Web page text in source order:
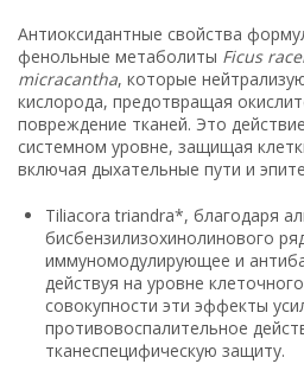
Антиоксидантные свойства
фенольные метаболиты Ficus
micracantha, которые
кислорода, предотвращая
повреждение тканей. Это
системном уровне, защищая
включая дыхательные пути и
Tiliacora triandra*, благодаря
бисбензилизохинолинового
иммуномодулирующее и
действуя на уровне
совокупности эти эффекты
противовоспалительное
тканеспецифическую защиту.